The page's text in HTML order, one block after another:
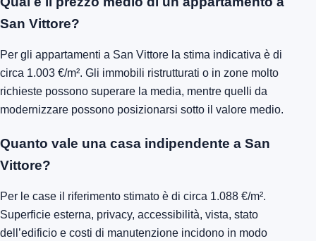
San Vittore?
Per gli appartamenti a San Vittore la stima indicativa è di
circa 1.003 €/m². Gli immobili ristrutturati o in zone molto
richieste possono superare la media, mentre quelli da
modernizzare possono posizionarsi sotto il valore medio.
Quanto vale una casa indipendente a San
Vittore?
Per le case il riferimento stimato è di circa 1.088 €/m².
Superficie esterna, privacy, accessibilità, vista, stato
dell’edificio e costi di manutenzione incidono in modo